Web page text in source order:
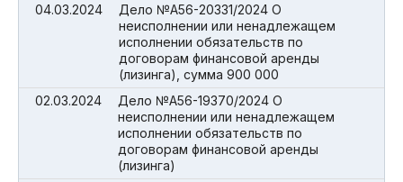
04.03.2024
Дело №А56-20331/2024 О
неисполнении или ненадлежащем
исполнении обязательств по
договорам финансовой аренды
(лизинга), сумма 900 000
02.03.2024
Дело №А56-19370/2024 О
неисполнении или ненадлежащем
исполнении обязательств по
договорам финансовой аренды
(лизинга)